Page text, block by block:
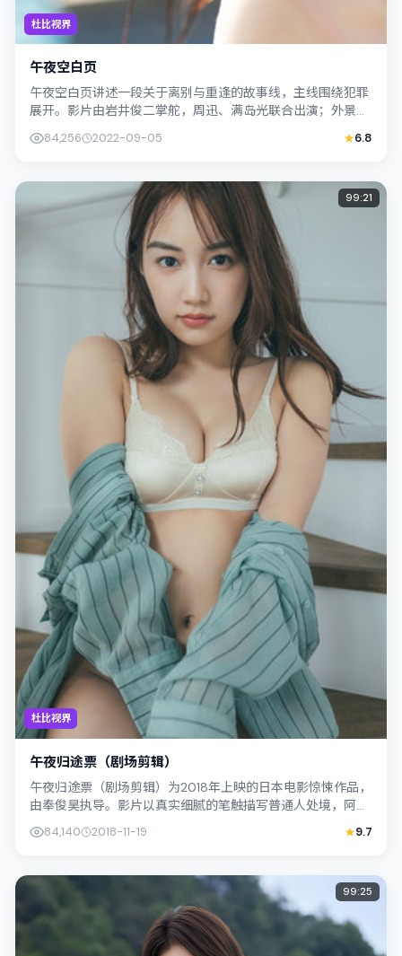
杜比视界
午夜空白页
午夜空白页讲述一段关于离别与重逢的故事线，主线围绕犯罪
展开。影片由岩井俊二掌舵，周迅、满岛光联合出演；外景与
84,256 2022-09-05 6.8
杜比视界
99:21
午夜归途票（剧场剪辑）
午夜归途票（剧场剪辑）为2018年上映的日本电影惊悚作品，
由奉俊昊执导。影片以真实细腻的笔触描写普通人处境，阿部
宽与孙艺珍的对手戏张力十足，情节...
84,140 2018-11-19 9.7
99:25